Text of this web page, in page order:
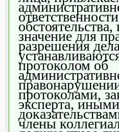
значение для
разрешения
протоколом об
протоколами,
эксперта, иными
члены